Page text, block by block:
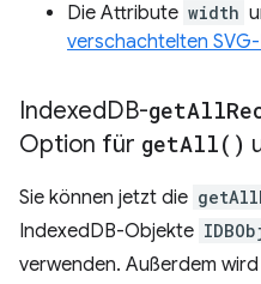
Die Attribute width
verschachtelten
IndexedDB-getAll
Option für getAll( )
Sie können jetzt die
IndexedDB-Objekte
verwenden. Außerdem wird